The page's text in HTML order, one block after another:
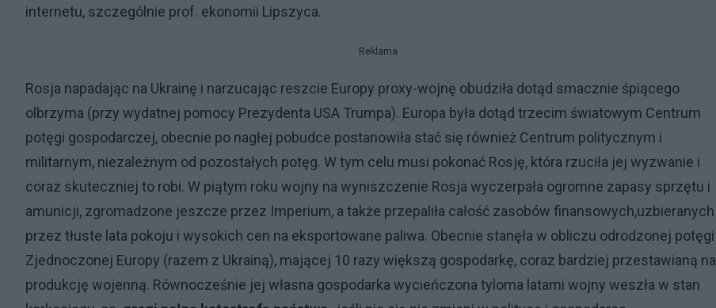
internetu, szczególnie prof. ekonomii Lipszyca.
Reklama
Rosja napadając na Ukrainę i narzucając reszcie Europy proxy-wojnę obudziła dotąd smacznie śpiącego
olbrzyma (przy wydatnej pomocy Prezydenta USA Trumpa). Europa była dotąd trzecim światowym Centrum
potęgi gospodarczej, obecnie po nagłej pobudce postanowiła stać się również Centrum politycznym i
militarnym, niezależnym od pozostałych potęg. W tym celu musi pokonać Rosję, która rzuciła jej wyzwanie i
coraz skuteczniej to robi. W piątym roku wojny na wyniszczenie Rosja wyczerpała ogromne zapasy sprzętu i
amunicji, zgromadzone jeszcze przez Imperium, a także przepaliła całość zasobów finansowych,uzbieranych
przez tłuste lata pokoju i wysokich cen na eksportowane paliwa. Obecnie stanęła w obliczu odrodzonej potęgi
Zjednoczonej Europy (razem z Ukrainą), mającej 10 razy większą gospodarkę, coraz bardziej przestawianą na
produkcję wojenną. Równocześnie jej własna gospodarka wycieńczona tyloma latami wojny weszła w stan